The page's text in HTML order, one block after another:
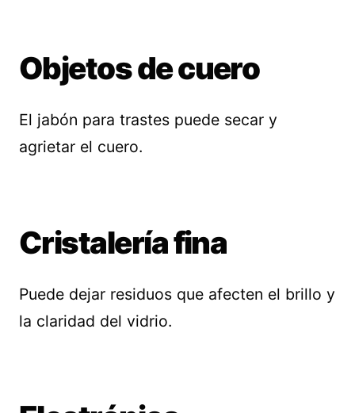
Objetos de cuero
El jabón para trastes puede secar y
agrietar el cuero.
Cristalería fina
Puede dejar residuos que afecten el brillo y
la claridad del vidrio.